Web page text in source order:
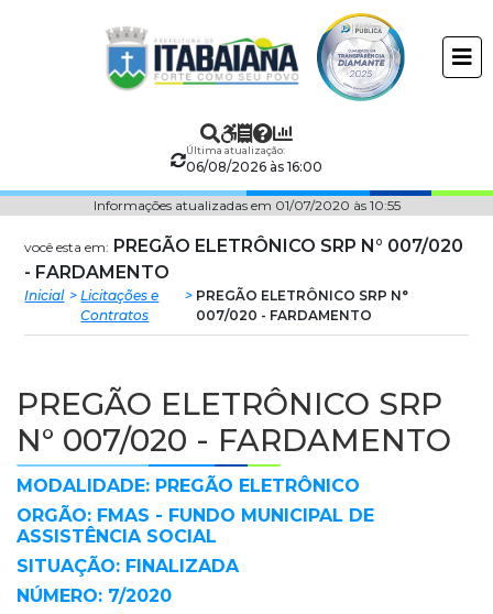
Prefeitura
Municipal
Itabaiana
Última atualização:
06/08/2026 às 16:00
Informações atualizadas em 01/07/2020 às 10:55
você esta em: PREGÃO ELETRÔNICO SRP N° 007/020
- FARDAMENTO
Inicial
Licitações e
Contratos
PREGÃO ELETRÔNICO SRP N°
007/020 - FARDAMENTO
PREGÃO ELETRÔNICO SRP
N° 007/020 - FARDAMENTO
MODALIDADE: PREGÃO ELETRÔNICO
ORGÃO: FMAS - FUNDO MUNICIPAL DE
ASSISTÊNCIA SOCIAL
SITUAÇÃO: FINALIZADA
NÚMERO: 7/2020